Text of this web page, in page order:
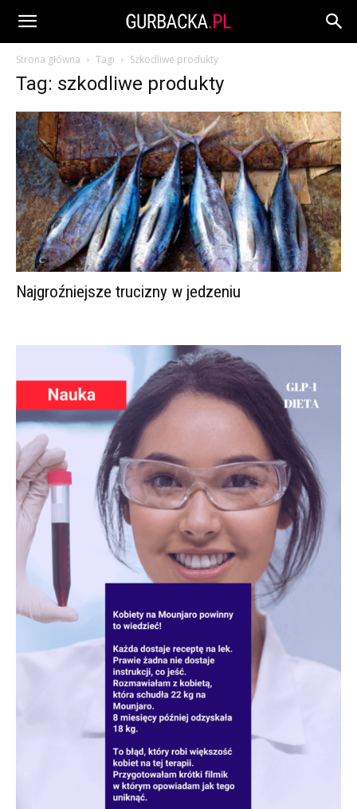
Strona główna Tagi Szkodliwe produkty
Tag: szkodliwe produkty
Najgroźniejsze trucizny w jedzeniu